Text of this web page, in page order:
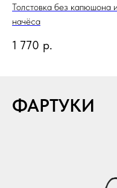
Толстовка без капюшона
начёса
1 770 р.
ФАРТУКИ